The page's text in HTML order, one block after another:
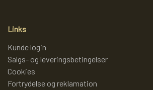
Links
Kunde login
Salgs- og leveringsbetingelser
Cookies
Fortrydelse og reklamation